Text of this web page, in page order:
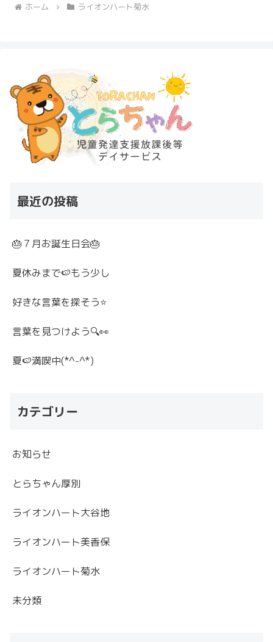
ホーム ライオンハート菊水
最近の投稿
🎂７月お誕生日会🎂
夏休みまで🍉もう少し
好きな言葉を探そう⭐
言葉を見つけよう🔍👀
夏🍉満喫中(*^-^*)
カテゴリー
お知らせ
とらちゃん厚別
ライオンハート大谷地
ライオンハート美香保
ライオンハート菊水
未分類